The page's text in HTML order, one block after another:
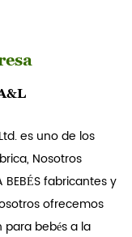
es uno de los
, Nosotros
BEBÉS fabricantesy
ofrecemos
bebés a la